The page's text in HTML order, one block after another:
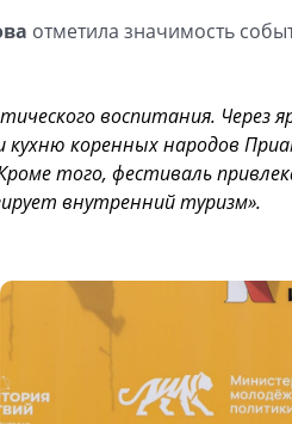
отметила значимость
воспитания. Через
коренных народов
того, фестиваль
внутренний туризм».